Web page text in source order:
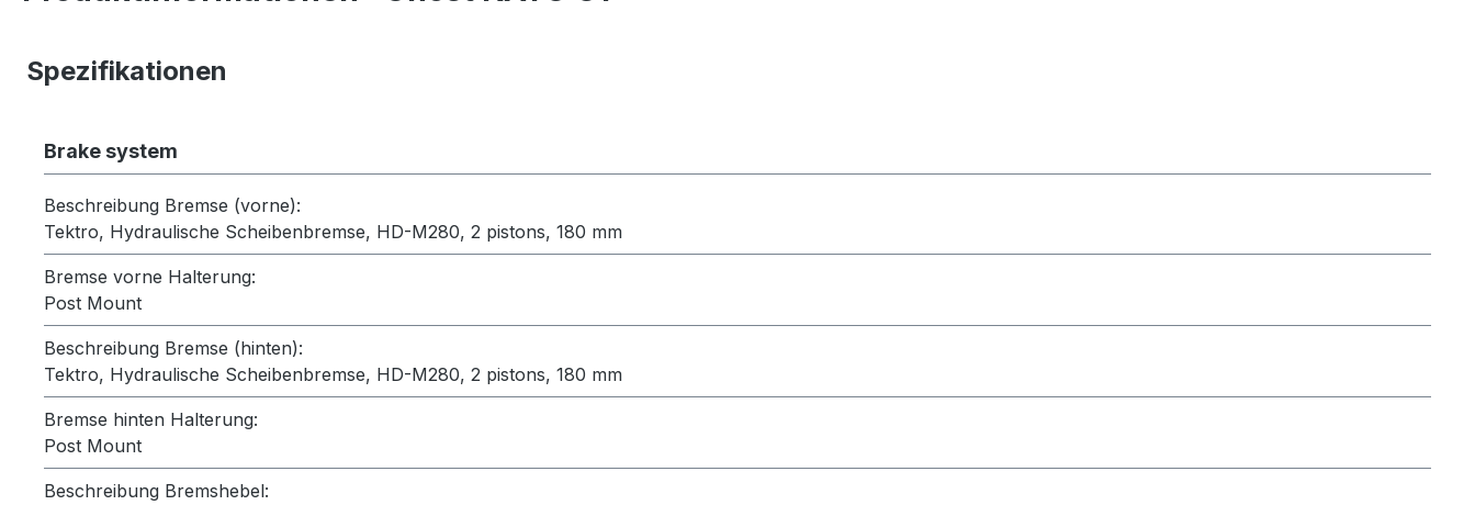
Spezifikationen
Brake system
Beschreibung Bremse (vorne):
Tektro, Hydraulische Scheibenbremse, HD-M280, 2 pistons, 180 mm
Bremse vorne Halterung:
Post Mount
Beschreibung Bremse (hinten):
Tektro, Hydraulische Scheibenbremse, HD-M280, 2 pistons, 180 mm
Bremse hinten Halterung:
Post Mount
Beschreibung Bremshebel: